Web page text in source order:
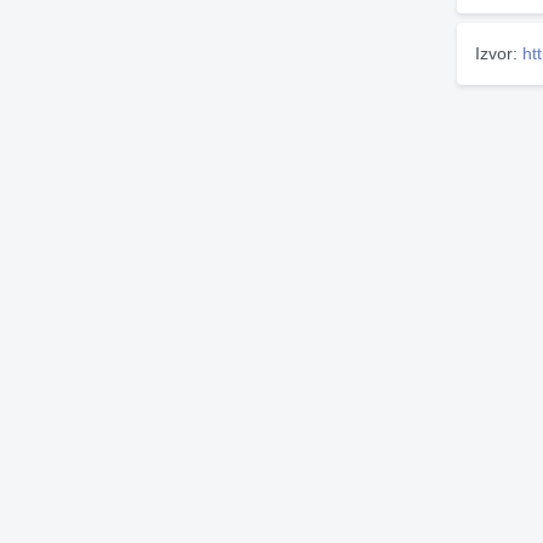
Izvor: